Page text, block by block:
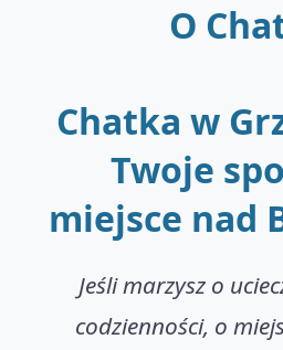
O
Chatka w
Twoje
miejsce nad
Jeśli marzysz o
codzienności, o